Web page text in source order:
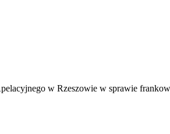
w Rzeszowie w sprawie